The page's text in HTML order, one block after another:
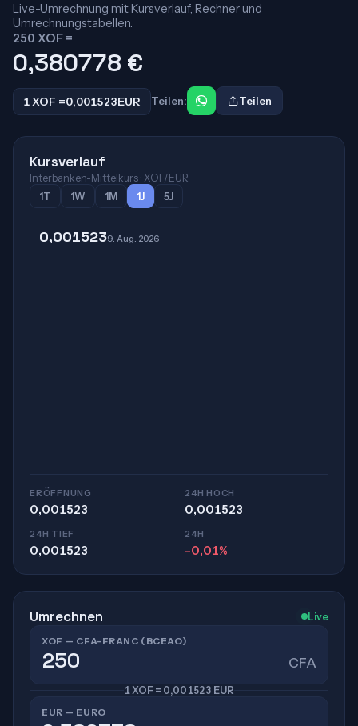
Live-Umrechnung mit Kursverlauf, Rechner und
Umrechnungstabellen.
250 XOF =
0,380778 €
1 XOF =0,001523EUR Teilen: Teilen
Kursverlauf
Interbanken-Mittelkurs · XOF/EUR
1T
1W 1M 1J 5J
0,0015239. Aug. 2026
ERÖFFNUNG
0,001523
24H HOCH
0,001523
24H TIEF
0,001523
24H
-0,01%
Umrechnen Live
XOF — CFA-FRANC (BCEAO)
CFA
1 XOF = 0,001523 EUR
EUR — EURO